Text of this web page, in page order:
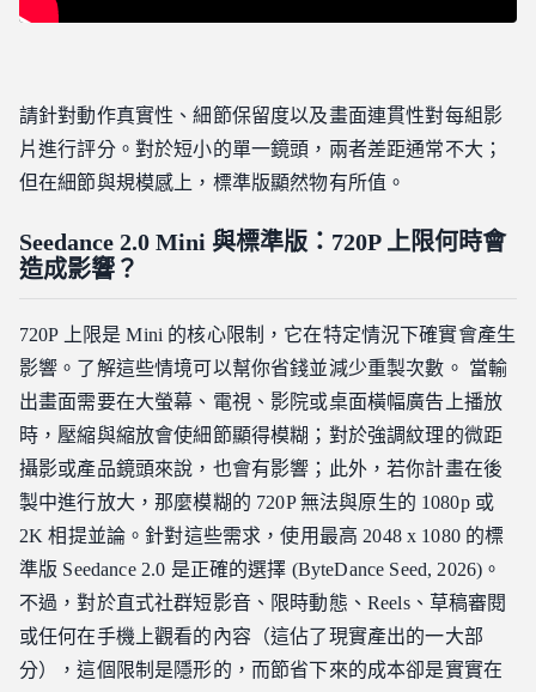
請針對動作真實性、細節保留度以及畫面連貫性對每組影
片進行評分。對於短小的單一鏡頭，兩者差距通常不大；
但在細節與規模感上，標準版顯然物有所值。
Seedance 2.0 Mini 與標準版：720P 上限何時會
造成影響？
720P 上限是 Mini 的核心限制，它在特定情況下確實會產生
影響。了解這些情境可以幫你省錢並減少重製次數。 當輸
出畫面需要在大螢幕、電視、影院或桌面橫幅廣告上播放
時，壓縮與縮放會使細節顯得模糊；對於強調紋理的微距
攝影或產品鏡頭來說，也會有影響；此外，若你計畫在後
製中進行放大，那麼模糊的 720P 無法與原生的 1080p 或
2K 相提並論。針對這些需求，使用最高 2048 x 1080 的標
準版 Seedance 2.0 是正確的選擇 (ByteDance Seed, 2026)。
不過，對於直式社群短影音、限時動態、Reels、草稿審閱
或任何在手機上觀看的內容（這佔了現實產出的一大部
分），這個限制是隱形的，而節省下來的成本卻是實實在